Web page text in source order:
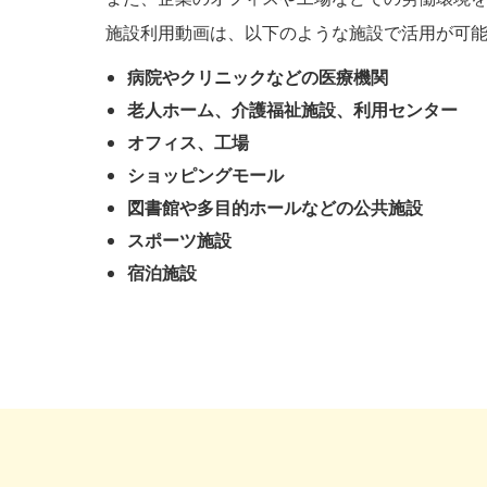
施設利用動画は、以下のような施設で活用が可
病院やクリニックなどの医療機関
老人ホーム、介護福祉施設、利用センター
オフィス、工場
ショッピングモール
図書館や多目的ホールなどの公共施設
スポーツ施設
宿泊施設